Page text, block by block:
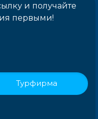
и получайте
первыми!
Турфирма